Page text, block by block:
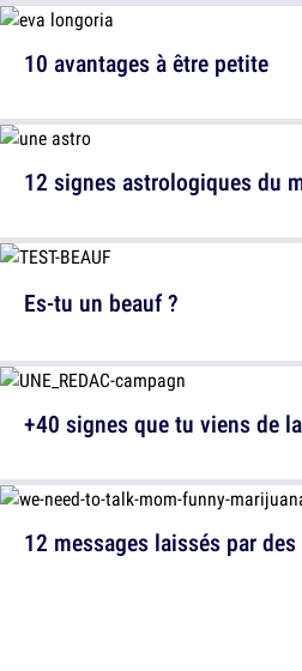
10 avantages à être petite
12 signes astrologiques du
12 messages laissés par
Es-tu un beauf ?
+40 signes que tu viens de